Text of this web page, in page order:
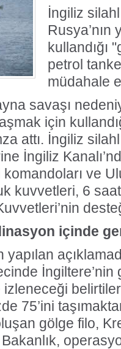
İngiliz
Rusya’nın
kullandığı
petrol
müdahale
savaşı
için
attı. İngiliz
İngiliz
ve
kuvvetleri, 6
içinde
yapılan
İngiltere’nin
izleneceği
75’ini
gölge filo,